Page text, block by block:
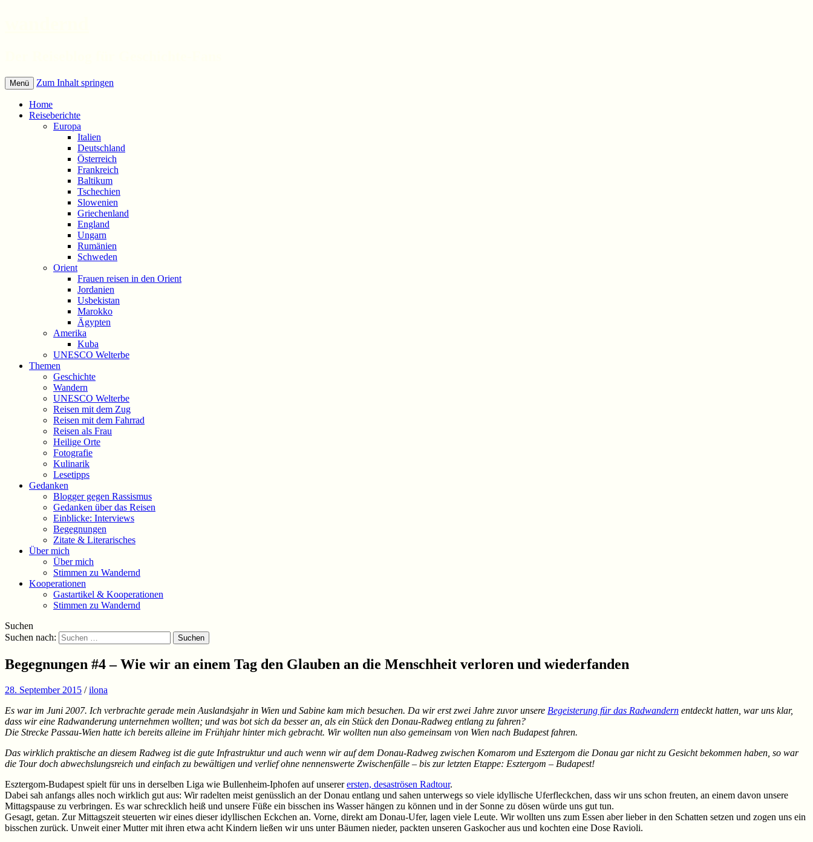
Menü Zum Inhalt springen
Home
Reiseberichte
Europa
Italien
Deutschland
Österreich
Frankreich
Baltikum
Tschechien
Slowenien
Griechenland
England
Ungarn
Rumänien
Schweden
Orient
Frauen reisen in den Orient
Jordanien
Usbekistan
Marokko
Ägypten
Amerika
Kuba
UNESCO Welterbe
Themen
Geschichte
Wandern
UNESCO Welterbe
Reisen mit dem Zug
Reisen mit dem Fahrrad
Reisen als Frau
Heilige Orte
Fotografie
Kulinarik
Lesetipps
Gedanken
Blogger gegen Rassismus
Gedanken über das Reisen
Einblicke: Interviews
Begegnungen
Zitate & Literarisches
Über mich
Über mich
Stimmen zu Wandernd
Kooperationen
Gastartikel & Kooperationen
Stimmen zu Wandernd
Suchen
Suchen nach:
Begegnungen #4 – Wie wir an einem Tag den Glauben an die Menschheit verloren und wiederfanden
28. September 2015 /ilona
Es war im Juni 2007. Ich verbrachte gerade mein Auslandsjahr in Wien und Sabine kam mich besuchen. Da wir erst zwei Jahre zuvor unsere Begeisterung für das Radwandern entdeckt hatten, war uns klar,
dass wir eine Radwanderung unternehmen wollten; und was bot sich da besser an, als ein Stück den Donau-Radweg entlang zu fahren?
Die Strecke Passau-Wien hatte ich bereits alleine im Frühjahr hinter mich gebracht. Wir wollten nun also gemeinsam von Wien nach Budapest fahren.
Das wirklich praktische an diesem Radweg ist die gute Infrastruktur und auch wenn wir auf dem Donau-Radweg zwischen Komarom und Esztergom die Donau gar nicht zu Gesicht bekommen haben, so war
die Tour doch abwechslungsreich und einfach zu bewältigen und verlief ohne nennenswerte Zwischenfälle – bis zur letzten Etappe: Esztergom – Budapest!
Esztergom-Budapest spielt für uns in derselben Liga wie Bullenheim-Iphofen auf unsererersten, desaströsen Radtour.
Dabei sah anfangs alles noch wirklich gut aus: Wir radelten meist genüsslich an der Donau entlang und sahen unterwegs so viele idyllische Uferfleckchen, dass wir uns schon freuten, an einem davon unsere
Mittagspause zu verbringen. Es war schrecklich heiß und unsere Füße ein bisschen ins Wasser hängen zu können und in der Sonne zu dösen würde uns gut tun.
Gesagt, getan. Zur Mittagszeit steuerten wir eines dieser idyllischen Eckchen an. Vorne, direkt am Donau-Ufer, lagen viele Leute. Wir wollten uns zum Essen aber lieber in den Schatten setzen und zogen uns ein
bisschen zurück. Unweit einer Mutter mit ihren etwa acht Kindern ließen wir uns unter Bäumen nieder, packten unseren Gaskocher aus und kochten eine Dose Ravioli.